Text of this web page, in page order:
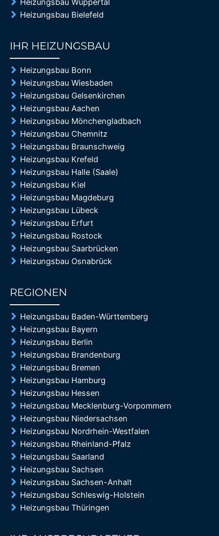
Heizungsbau Wuppertal
Heizungsbau Bielefeld
IHR HEIZUNGSBAU
Heizungsbau Bonn
Heizungsbau Wiesbaden
Heizungsbau Gelsenkirchen
Heizungsbau Aachen
Heizungsbau Mönchengladbach
Heizungsbau Chemnitz
Heizungsbau Braunschweig
Heizungsbau Krefeld
Heizungsbau Halle (Saale)
Heizungsbau Kiel
Heizungsbau Magdeburg
Heizungsbau Lübeck
Heizungsbau Erfurt
Heizungsbau Rostock
Heizungsbau Saarbrücken
Heizungsbau Osnabrück
REGIONEN
Heizungsbau Baden-Württemberg
Heizungsbau Bayern
Heizungsbau Berlin
Heizungsbau Brandenburg
Heizungsbau Bremen
Heizungsbau Hamburg
Heizungsbau Hessen
Heizungsbau Mecklenburg-Vorpommern
Heizungsbau Niedersachsen
Heizungsbau Nordrhein-Westfalen
Heizungsbau Rheinland-Pfalz
Heizungsbau Saarland
Heizungsbau Sachsen
Heizungsbau Sachsen-Anhalt
Heizungsbau Schleswig-Holstein
Heizungsbau Thüringen